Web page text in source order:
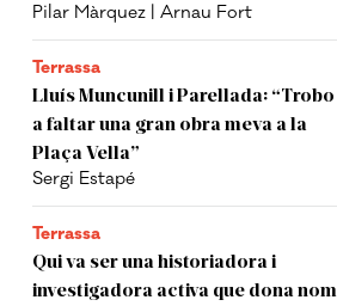
Pilar Màrquez | Arnau Fort
Terrassa
Lluís Muncunill i Parellada: “Trobo
a faltar una gran obra meva a la
Plaça Vella”
Sergi Estapé
Terrassa
Qui va ser una historiadora i
investigadora activa que dona nom